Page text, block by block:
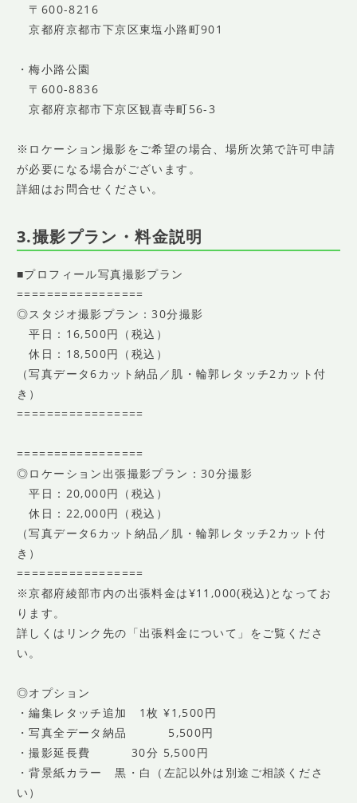
〒600-8216
京都府京都市下京区東塩小路町901
・梅小路公園
〒600-8836
京都府京都市下京区観喜寺町56-3
※ロケーション撮影をご希望の場合、場所次第で許可申請
が必要になる場合がございます。
詳細はお問合せください。
3.撮影プラン・料金説明
■プロフィール写真撮影プラン
=================
◎スタジオ撮影プラン：30分撮影
平日：16,500円（税込）
休日：18,500円（税込）
（写真データ6カット納品／肌・輪郭レタッチ2カット付
き）
=================
=================
◎ロケーション出張撮影プラン：30分撮影
平日：20,000円（税込）
休日：22,000円（税込）
（写真データ6カット納品／肌・輪郭レタッチ2カット付
き）
=================
※京都府綾部市内の出張料金は¥11,000(税込)となってお
ります。
詳しくはリンク先の「出張料金について」をご覧くださ
い。
◎オプション
・編集レタッチ追加 1枚 ¥1,500円
・写真全データ納品 5,500円
・撮影延長費 30分 5,500円
・背景紙カラー 黒・白（左記以外は別途ご相談くださ
い）